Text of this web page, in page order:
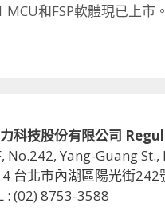
MCU和FSP軟體現已上市。
科技股份有限公司
No.242, Yang-Guang
台北市內湖區陽光街242
: (02) 8753-3588